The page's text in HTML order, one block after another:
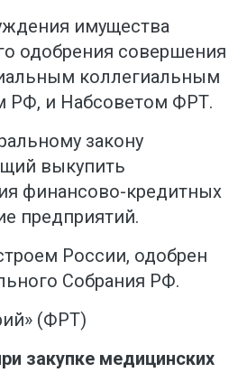
имущества
одобрения совершения
коллегиальным
РФ, и Набсоветом ФРТ.
закону
выкупить
финансово-кредитных
предприятий.
России, одобрен
Собрания РФ.
(ФРТ)
закупке медицинских